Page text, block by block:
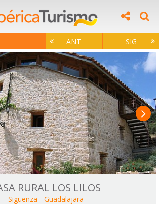
ANT SIG
RURAL LOS LILOS
Sigüenza - Guadalajara